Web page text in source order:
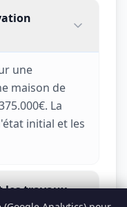
une
maison de
La
initial et les
les travaux